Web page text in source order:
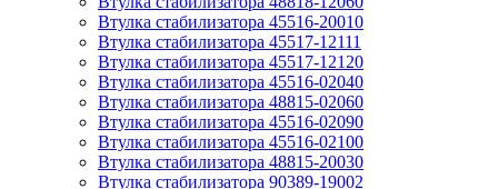
Втулка стабилизатора 45516-20010
Втулка стабилизатора 45517-12111
Втулка стабилизатора 45517-12120
Втулка стабилизатора 45516-02040
Втулка стабилизатора 48815-02060
Втулка стабилизатора 45516-02090
Втулка стабилизатора 45516-02100
Втулка стабилизатора 48815-20030
Втулка стабилизатора 90389-19002